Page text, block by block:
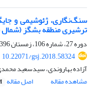
سنگ‌‌‌‌‌‌‌نگاری، ژئوشیمی و
ترشیری منطقه بشگز (شمال
دوره 27، شماره 106، زمستان 1396، صفحه
10.22071/gsj.2018.58324
آزاده بهاروندی، سیدسعید
مشاهده مقاله
اصل مقاله